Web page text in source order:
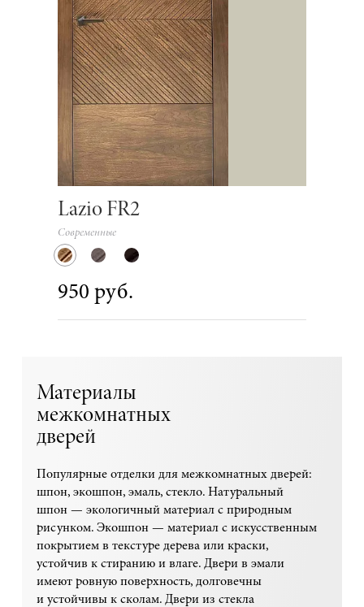
Lazio FR2
Современные
950 руб.
Материалы
межкомнатных
дверей
Популярные отделки для межкомнатных дверей:
шпон, экошпон, эмаль, стекло. Натуральный
шпон — экологичный материал с природным
рисунком. Экошпон — материал с искусственным
покрытием в текстуре дерева или краски,
устойчив к стиранию и влаге. Двери в эмали
имеют ровную поверхность, долговечны
и устойчивы к сколам. Двери из стекла